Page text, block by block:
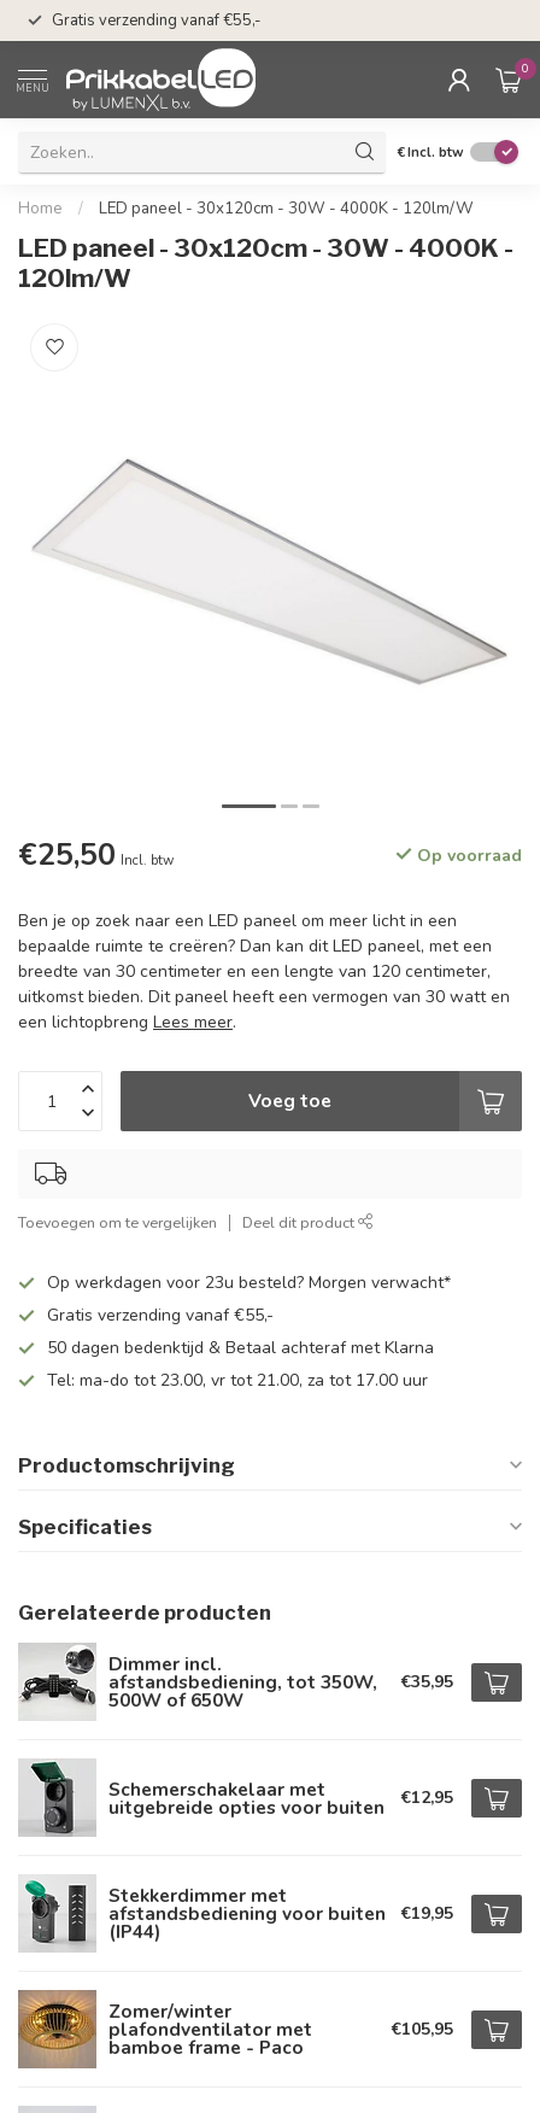
Gratis verzending vanaf €55,-
MENU
0
€Incl. btw
Home / LED paneel - 30x120cm - 30W - 4000K - 120lm/W
LED paneel - 30x120cm - 30W - 4000K -
120lm/W
€25,50 Incl. btw Op voorraad
Ben je op zoek naar een LED paneel om meer licht in een
bepaalde ruimte te creëren? Dan kan dit LED paneel, met een
breedte van 30 centimeter en een lengte van 120 centimeter,
uitkomst bieden. Dit paneel heeft een vermogen van 30 watt en
een lichtopbreng Lees meer.
Voeg toe
Toevoegen om te vergelijken Deel dit product
Op werkdagen voor 23u besteld? Morgen verwacht*
Gratis verzending vanaf €55,-
50 dagen bedenktijd & Betaal achteraf met Klarna
Tel: ma-do tot 23.00, vr tot 21.00, za tot 17.00 uur
Productomschrijving
Specificaties
Gerelateerde producten
Dimmer incl.
afstandsbediening, tot 350W,
500W of 650W
€35,95
Schemerschakelaar met
uitgebreide opties voor buiten €12,95
Stekkerdimmer met
afstandsbediening voor buiten
(IP44)
€19,95
Zomer/winter
plafondventilator met
bamboe frame - Paco
€105,95